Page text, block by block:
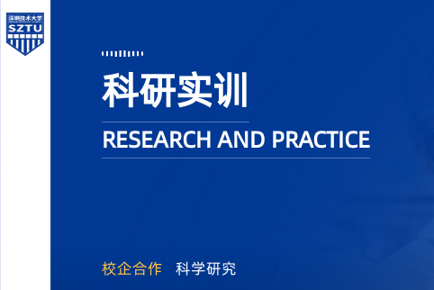
科研实训
RESEARCH AND PRACTICE
校企合作
科学研究